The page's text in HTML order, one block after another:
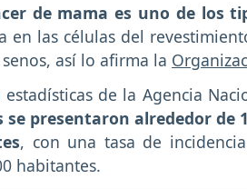
de mama es uno de los
en las células del
así lo afirma la
estadísticas de la Agencia
se presentaron alrededor de
, con una tasa de
habitantes.